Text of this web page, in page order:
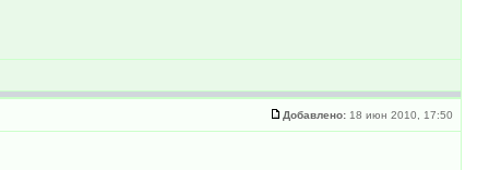
Добавлено: 18 июн 2010, 17:50